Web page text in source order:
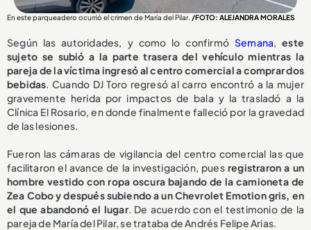
En este parqueadero ocurrió el crimen de María del Pilar. /FOTO: ALEJANDRA MORALES
Según las autoridades, y como lo confirmó Semana,este
sujeto se subió a la parte trasera del vehículo mientras la
pareja de la víctima ingresó al centro comercial a comprar dos
bebidas. Cuando DJ Toro regresó al carro encontró a la mujer
gravemente herida por impactos de bala y la trasladó a la
Clínica El Rosario, en donde finalmente falleció por la gravedad
de las lesiones.
Fueron las cámaras de vigilancia del centro comercial las que
facilitaron el avance de la investigación, pues registraron a un
hombre vestido con ropa oscura bajando de la camioneta de
Zea Cobo y después subiendo a un Chevrolet Emotion gris, en
el que abandonó el lugar. De acuerdo con el testimonio de la
pareja de María del Pilar, se trataba de Andrés Felipe Arias.